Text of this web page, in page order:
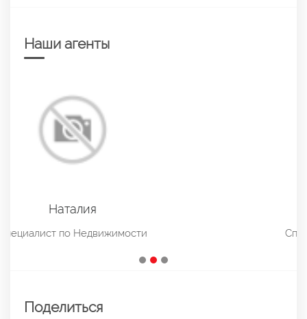
Наши агенты
Специалист по Недвижимости
Поделиться